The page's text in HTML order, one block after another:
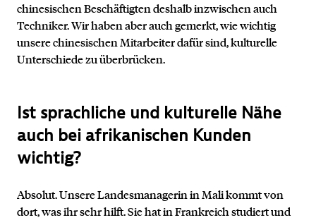
chinesischen Beschäftigten deshalb inzwischen auch
Techniker. Wir haben aber auch gemerkt, wie wichtig
unsere chinesischen Mitarbeiter dafür sind, kulturelle
Unterschiede zu überbrücken.
Ist sprachliche und kulturelle Nähe
auch bei afrikanischen Kunden
wichtig?
Absolut. Unsere Landesmanagerin in Mali kommt von
dort, was ihr sehr hilft. Sie hat in Frankreich studiert und